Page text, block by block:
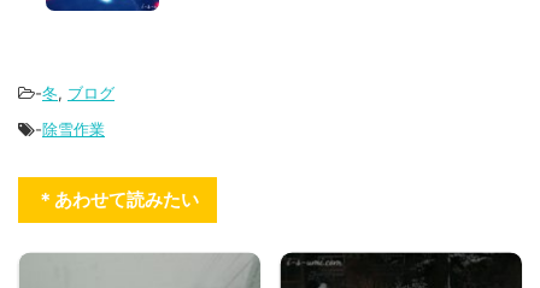
-冬, ブログ
-除雪作業
＊あわせて読みたい